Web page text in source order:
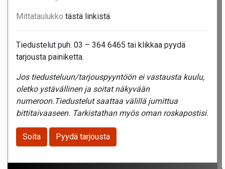
Mittataulukko tästä linkistä.
Tiedustelut puh. 03 – 364 6465 tai klikkaa pyydä
tarjousta painiketta.
Jos tiedusteluun/tarjouspyyntöön ei vastausta kuulu,
oletko ystävällinen ja soitat näkyvään
numeroon.Tiedustelut saattaa välillä jumittua
bittitaivaaseen. Tarkistathan myös oman roskapostisi.
Soita Pyydä tarjousta